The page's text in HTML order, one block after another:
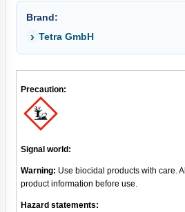
Brand:
Tetra GmbH
Precaution:
Signal world:
Warning: Use biocidal products with care.
product information before use.
Hazard statements: